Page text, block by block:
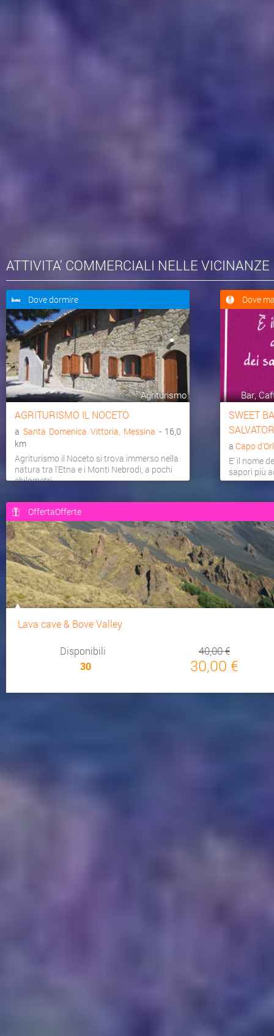
ATTIVITA' COMMERCIALI NELLE VICINANZE
Dove dormire
Agriturismo
AGRITURISMO IL NOCETO
a Santa Domenica Vittoria, Messina - 16,0
km
Agriturismo il Noceto si trova immerso nella
natura tra l'Etna e i Monti Nebrodi, a pochi
chilometri...
Dove
Bar,
SWEET
a Capo
E' il nome
sapori più
OffertaOfferte
Lava cave & Bove Valley
Disponibili
30
40,00 €
30,00 €